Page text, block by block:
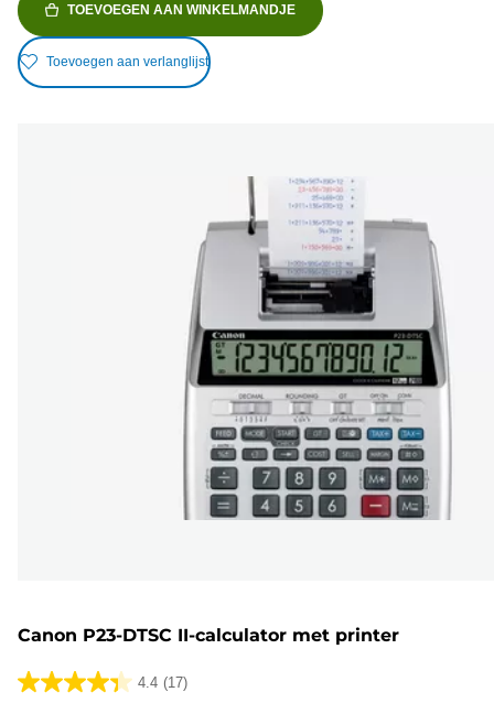
TOEVOEGEN AAN WINKELMANDJE
Toevoegen aan verlanglijst
Canon P23-DTSC II-calculator met printer
4.4 (17)
4.4